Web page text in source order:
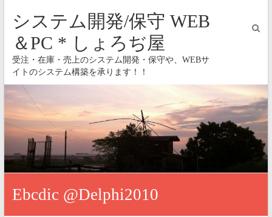
システム開発/保守 WEB
＆PC * しょろぢ屋
受注・在庫・売上のシステム開発・保守や、WEBサ
イトのシステム構築を承ります！！
Ebcdic @Delphi2010